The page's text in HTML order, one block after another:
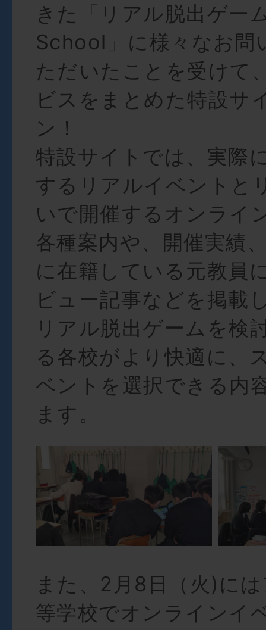
きた「リアル脱出ゲー
School」に様々なお問
ただいたことを受けて
ビスをまとめた特設サ
ン！
特設サイトでは、実際
するリアルイベントと
いで開催するオンライ
各種案内や、開催実績
に在籍している元教員
ビュー記事などを掲載
リアル脱出ゲームを検
る各校がより快適に、
ベントを選択できる内
ます。
また、2月8日（火)に
等学校でオンラインイ